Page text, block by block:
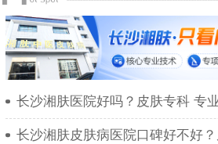
长沙湘肤医院好吗？皮肤专科 专
长沙湘肤皮肤病医院口碑好不好